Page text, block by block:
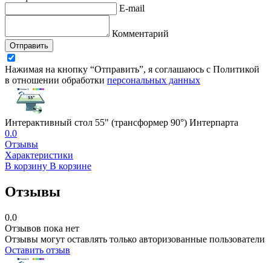
E-mail
Комментарий
Отправить
Нажимая на кнопку “Отправить”, я соглашаюсь с Политикой
в отношении обработки персональных данных
Интерактивный стол 55" (трансформер 90°) Интерпарта
0.0
Отзывы
Характеристики
В корзину В корзине
Отзывы
0.0
Отзывов пока нет
Отзывы могут оставлять только авторизованные пользователи
Оставить отзыв